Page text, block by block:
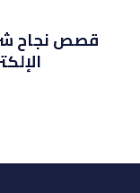
قصص نجاح